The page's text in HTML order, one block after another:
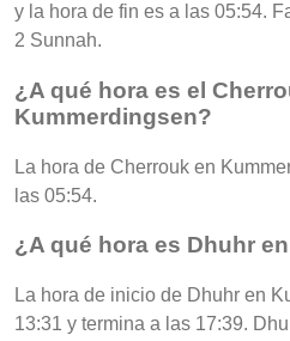
y la hora de fin es a las 05:54.
2 Sunnah.
¿A qué hora es el
Kummerdingsen?
La hora de Cherrouk en
las 05:54.
¿A qué hora es Dhuhr
La hora de inicio de Dhuhr en
13:31 y termina a las 17:39.